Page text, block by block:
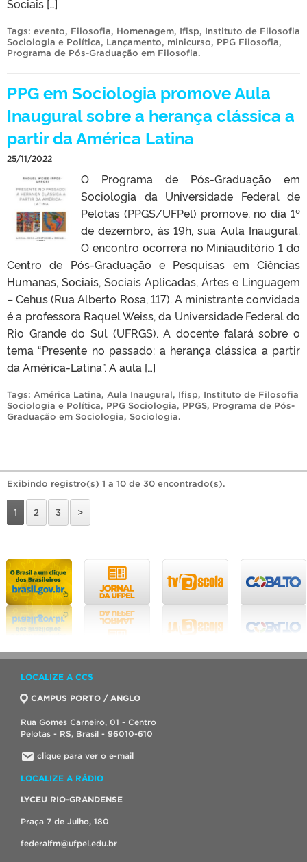
Sociais […]
Tags: evento, Filosofia, Homenagem, Ifisp, Instituto de Filosofia
Sociologia e Política, Lançamento, minicurso, PPG Filosofia,
Programa de Pós-Graduação em Filosofia.
PPG em Sociologia promove Aula
Inaugural sobre a herança clássica a
partir da América Latina
25/11/2022
O Programa de Pós-Graduação em
Sociologia da Universidade Federal de
Pelotas (PPGS/UFPel) promove, no dia 1º
de dezembro, às 19h, sua Aula Inaugural.
O encontro ocorrerá no Miniauditório 1 do
Centro de Pós-Graduação e Pesquisas em Ciências
Humanas, Sociais, Sociais Aplicadas, Artes e Linguagem
– Cehus (Rua Alberto Rosa, 117). A ministrante convidada
é a professora Raquel Weiss, da Universidade Federal do
Rio Grande do Sul (UFRGS). A docente falará sobre o
tema “Presente no passado: a herança clássica a partir
da América-Latina”. A aula […]
Tags: América Latina, Aula Inaugural, Ifisp, Instituto de Filosofia
Sociologia e Política, PPG Sociologia, PPGS, Programa de Pós-
Graduação em Sociologia, Sociologia.
Exibindo registro(s) 1 a 10 de 30 encontrado(s).
1 2 3 >
LOCALIZE A CCS
CAMPUS PORTO / ANGLO
Rua Gomes Carneiro, 01 - Centro
Pelotas - RS, Brasil - 96010-610
clique para ver o e-mail
LOCALIZE A RÁDIO
LYCEU RIO-GRANDENSE
Praça 7 de Julho, 180
federalfm@ufpel.edu.br